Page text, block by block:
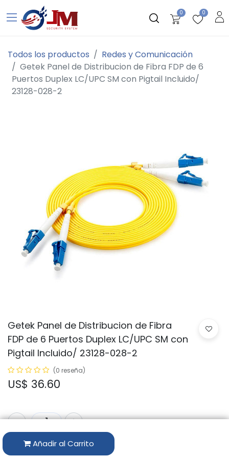
0 0
Todos los productos
Redes y Comunicación
Getek Panel de Distribucion de Fibra FDP de 6
Puertos Duplex LC/UPC SM con Pigtail Incluido/
23128-028-2
Getek Panel de Distribucion de Fibra
FDP de 6 Puertos Duplex LC/UPC SM con
Pigtail Incluido/ 23128-028-2
(0 reseña)
US$ 36.60
Añadir al Carrito
Código: GTK-FDP062-LC-UPC